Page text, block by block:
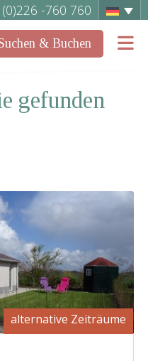
-760 760
& Buchen
gefunden
alternative Zeiträume